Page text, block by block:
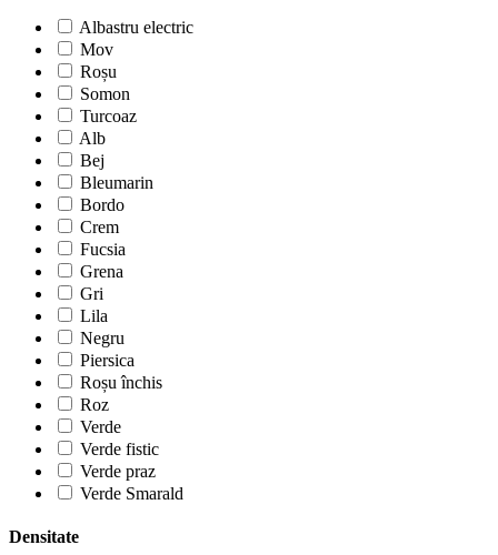
Albastru electric
Mov
Roșu
Somon
Turcoaz
Alb
Bej
Bleumarin
Bordo
Crem
Fucsia
Grena
Gri
Lila
Negru
Piersica
Roșu închis
Roz
Verde
Verde fistic
Verde praz
Verde Smarald
Densitate